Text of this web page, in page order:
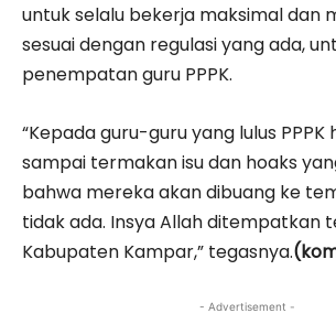
untuk selalu bekerja maksimal dan
sesuai dengan regulasi yang ada,
penempatan guru PPPK.
“Kepada guru-guru yang lulus
sampai termakan isu dan hoaks
bahwa mereka akan dibuang ke
tidak ada. Insya Allah ditempatkan
Kabupaten Kampar,” tegasnya.
- Advertisement -